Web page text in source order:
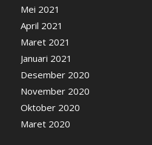
Mei 2021
April 2021
Maret 2021
Januari 2021
Desember 2020
November 2020
Oktober 2020
Maret 2020